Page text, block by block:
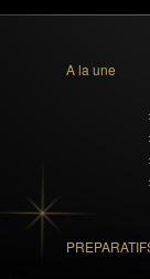
A la une